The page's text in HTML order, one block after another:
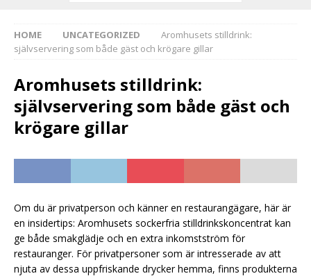
HOME UNCATEGORIZED
Aromhusets stilldrink:
självservering som både gäst och krögare gillar
Aromhusets stilldrink:
självservering som både gäst och
krögare gillar
Om du är privatperson och känner en restaurangägare, här är
en insidertips: Aromhusets sockerfria stilldrinkskoncentrat kan
ge både smakglädje och en extra inkomstström för
restauranger. För privatpersoner som är intresserade av att
njuta av dessa uppfriskande drycker hemma, finns produkterna